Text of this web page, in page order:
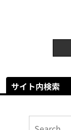
サイト内検索